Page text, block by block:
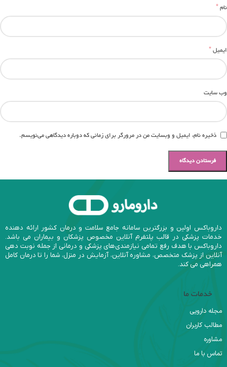
نام*
ایمیل*
وب‌ سایت
ذخیره نام، ایمیل و وبسایت من در مرورگر برای زمانی که دوباره دیدگاهی می‌نویسم.
داروباکس اولین و بزرگترین سامانه جامع سلامت و درمان کشور ارائه دهنده
خدمات پزشکی در قالب پلتفرم آنلاین مخصوص پزشکان و بیماران می باشد.
داروباکس با هدف رفع تمامی نیازمندی‌های پزشکی و درمانی از جمله نوبت دهی
آنلاین از پزشک متخصص، مشاوره آنلاین، آزمایش در منزل، شما را تا درمان کامل
همراهی می کند.
خدمات ما
مجله دارویی
مطالب کاربران
مشاوره
تماس با ما